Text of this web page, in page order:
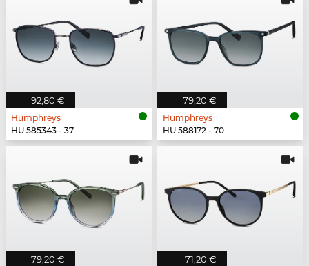
92,80 €
Humphreys
HU 585343 - 37
79,20 €
Humphreys
HU 588172 - 70
79,20 € 71,20 €